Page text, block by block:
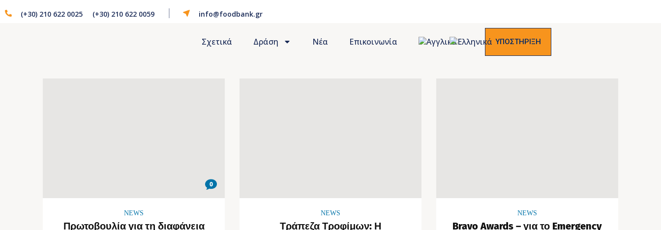
(+30) 210 622 0025 (+30) 210 622 0059 info@foodbank.gr
Σχετικά Δράση Νέα Επικοινωνία ΥΠΟΣΤΗΡΙΞΗ
0
NEWS
Πρωτοβουλία για τη διαφάνεια
NEWS
Τράπεζα Τροφίμων: Η
NEWS
Bravo Awards – για το Emergency